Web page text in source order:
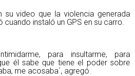
su video que la violencia generada
instaló un GPS en su carro.
para insultarme, para
él sabe que tiene el poder sobre
me acosaba´, agregó.